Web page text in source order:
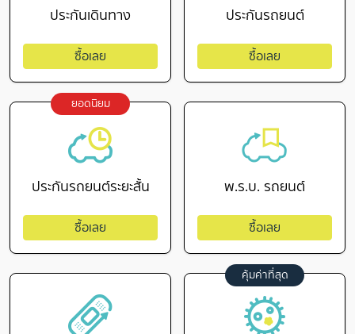
ประกันเดินทาง
ซื้อเลย
ประกันรถยนต์
ซื้อเลย
ยอดนิยม
ประกันรถยนต์ระยะสั้น
ซื้อเลย
พ.ร.บ. รถยนต์
ซื้อเลย
คุ้มค่าที่สุด